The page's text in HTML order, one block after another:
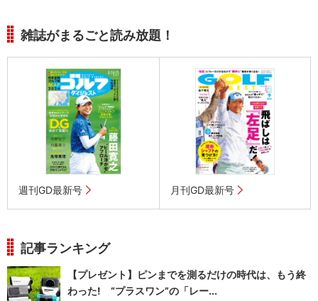
雑誌がまるごと読み放題！
週刊GD最新号 月刊GD最新号
記事ランキング
【プレゼント】ピンまでを測るだけの時代は、もう終
わった! “プラスワン”の「レー...